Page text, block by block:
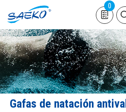
0
Gafas de natación